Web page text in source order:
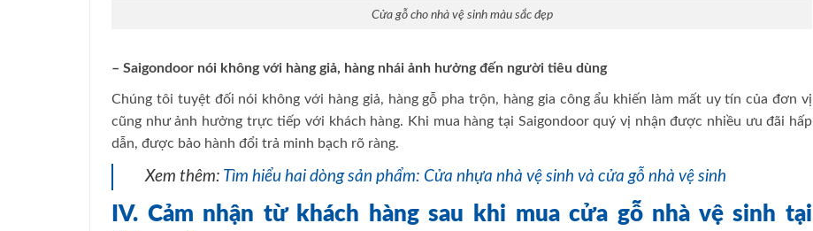
Cửa gỗ cho nhà vệ sinh màu sắc đẹp
– Saigondoor nói không với hàng giả, hàng nhái ảnh hưởng đến người tiêu dùng
Chúng tôi tuyệt đối nói không với hàng giả, hàng gỗ pha trộn, hàng gia công ẩu khiến làm mất uy tín của đơn vị
cũng như ảnh hưởng trực tiếp với khách hàng. Khi mua hàng tại Saigondoor quý vị nhận được nhiều ưu đãi hấp
dẫn, được bảo hành đổi trả minh bạch rõ ràng.
Xem thêm: Tìm hiểu hai dòng sản phẩm: Cửa nhựa nhà vệ sinh và cửa gỗ nhà vệ sinh
IV. Cảm nhận từ khách hàng sau khi mua cửa gỗ nhà vệ sinh tại